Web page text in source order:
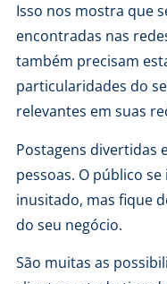
Isso nos mostra que
encontradas nas
também precisam
particularidades do
relevantes em suas
Postagens divertidas
pessoas. O público
inusitado, mas fique
do seu negócio.
São muitas as